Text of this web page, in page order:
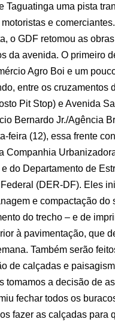
Taguatinga uma pista
e comerciantes.
o GDF retomou as
da avenida. O primeiro
Agro Boi e um
entre os cruzamentos
Pit Stop) e Avenida
Bernardo Jr./Agência
feira (12), essa frente
Companhia
do Departamento de
(DER-DF). Eles
e compactação do
do trecho – e de
à pavimentação, que
Também serão
de calçadas e
tomamos a decisão de
fechar todos os
fazer as calçadas para